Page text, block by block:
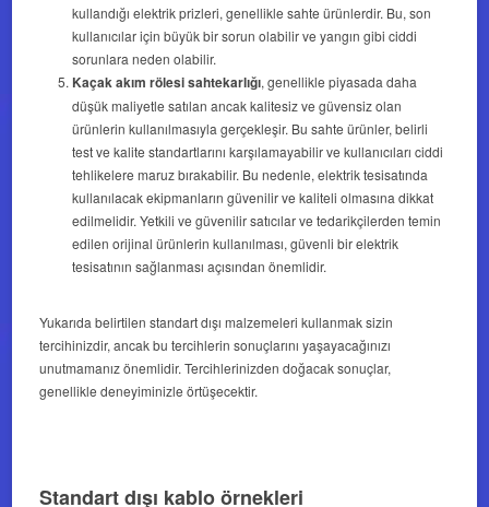
kullandığı elektrik prizleri, genellikle sahte ürünlerdir. Bu, son
kullanıcılar için büyük bir sorun olabilir ve yangın gibi ciddi
sorunlara neden olabilir.
Kaçak akım rölesi sahtekarlığı, genellikle piyasada daha
düşük maliyetle satılan ancak kalitesiz ve güvensiz olan
ürünlerin kullanılmasıyla gerçekleşir. Bu sahte ürünler, belirli
test ve kalite standartlarını karşılamayabilir ve kullanıcıları ciddi
tehlikelere maruz bırakabilir. Bu nedenle, elektrik tesisatında
kullanılacak ekipmanların güvenilir ve kaliteli olmasına dikkat
edilmelidir. Yetkili ve güvenilir satıcılar ve tedarikçilerden temin
edilen orijinal ürünlerin kullanılması, güvenli bir elektrik
tesisatının sağlanması açısından önemlidir.
Yukarıda belirtilen standart dışı malzemeleri kullanmak sizin
tercihinizdir, ancak bu tercihlerin sonuçlarını yaşayacağınızı
unutmamanız önemlidir. Tercihlerinizden doğacak sonuçlar,
genellikle deneyiminizle örtüşecektir.
Standart dışı kablo örnekleri